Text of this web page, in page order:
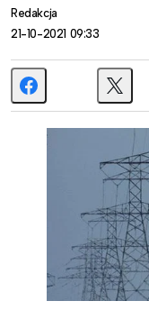
Redakcja
21-10-2021 09:33